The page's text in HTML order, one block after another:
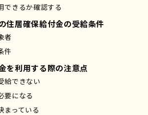
できるか確認する
住居確保給付金の受給条件
者
件
を利用する際の注意点
給できない
要になる
まっている